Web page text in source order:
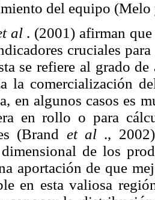
del equipo
al. (2001) afirman que
cruciales
se refiere al grado
la comercialización
en algunos casos es
en rollo o para
(Brand et al .,
de los
aportación de que
en esta valiosa